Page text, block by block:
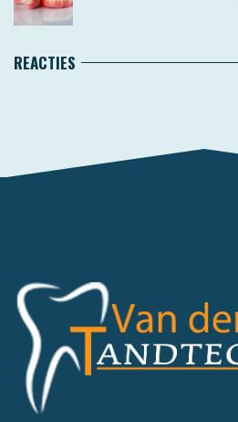
REACTIES